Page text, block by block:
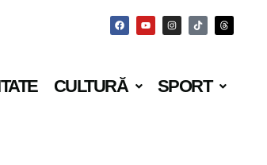
CULTURĂ SPORT